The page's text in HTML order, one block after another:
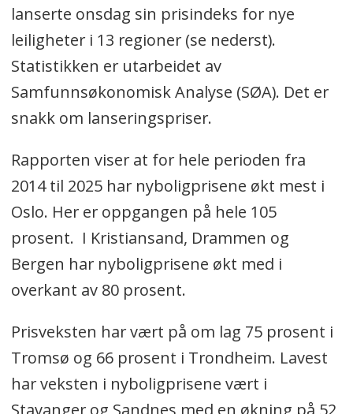
lanserte onsdag sin prisindeks for nye
leiligheter i 13 regioner (se nederst).
Statistikken er utarbeidet av
Samfunnsøkonomisk Analyse (SØA). Det er
snakk om lanseringspriser.
Rapporten viser at for hele perioden fra
2014 til 2025 har nyboligprisene økt mest i
Oslo. Her er oppgangen på hele 105
prosent. I Kristiansand, Drammen og
Bergen har nyboligprisene økt med i
overkant av 80 prosent.
Prisveksten har vært på om lag 75 prosent i
Tromsø og 66 prosent i Trondheim. Lavest
har veksten i nyboligprisene vært i